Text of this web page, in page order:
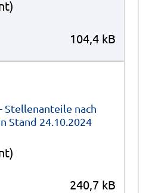
104,4 kB
Stellenanteile nach
Stand 24.10.2024
240,7 kB